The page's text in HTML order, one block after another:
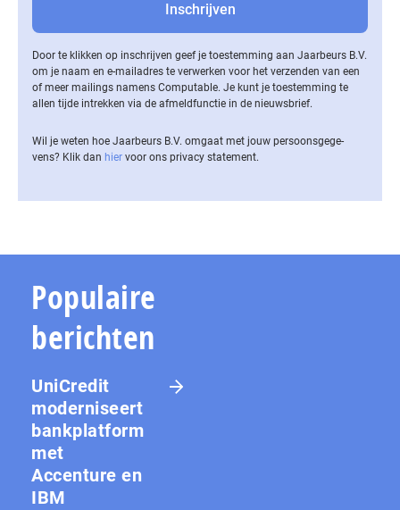
Door te klikken op inschrijven geef je toestemming aan Jaarbeurs B.V.
om je naam en e-mailadres te verwerken voor het verzenden van een
of meer mailings namens Computable. Je kunt je toestemming te
allen tijde intrekken via de af­meld­func­tie in de nieuwsbrief.
Wil je weten hoe Jaarbeurs B.V. omgaat met jouw per­soons­ge­ge­
vens? Klik dan hier voor ons privacy statement.
Populaire
berichten
UniCredit
moderniseert
bankplatform
met
Accenture en
IBM